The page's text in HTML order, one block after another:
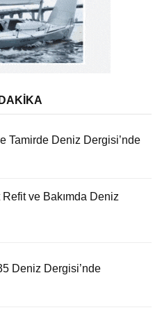
Tamirde Deniz Dergisi’nde
ve Bakımda Deniz
Deniz Dergisi’nde